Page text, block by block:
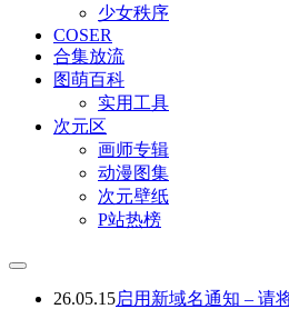
少女秩序
COSER
合集放流
图萌百科
实用工具
次元区
画师专辑
动漫图集
次元壁纸
P站热榜
26.05.15启用新域名通知 – 请